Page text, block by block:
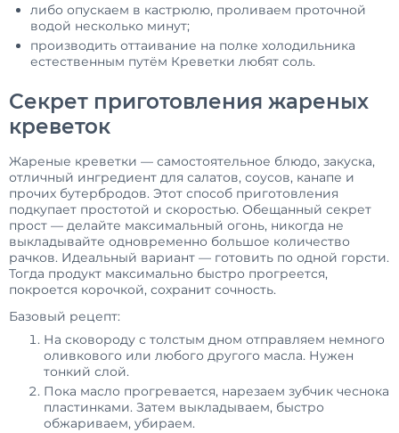
либо опускаем в кастрюлю, проливаем проточной
водой несколько минут;
производить оттаивание на полке холодильника
естественным путём Креветки любят соль.
Секрет приготовления жареных
креветок
Жареные креветки — самостоятельное блюдо, закуска,
отличный ингредиент для салатов, соусов, канапе и
прочих бутербродов. Этот способ приготовления
подкупает простотой и скоростью. Обещанный секрет
прост — делайте максимальный огонь, никогда не
выкладывайте одновременно большое количество
рачков. Идеальный вариант — готовить по одной горсти.
Тогда продукт максимально быстро прогреется,
покроется корочкой, сохранит сочность.
Базовый рецепт:
На сковороду с толстым дном отправляем немного
оливкового или любого другого масла. Нужен
тонкий слой.
Пока масло прогревается, нарезаем зубчик чеснока
пластинками. Затем выкладываем, быстро
обжариваем, убираем.